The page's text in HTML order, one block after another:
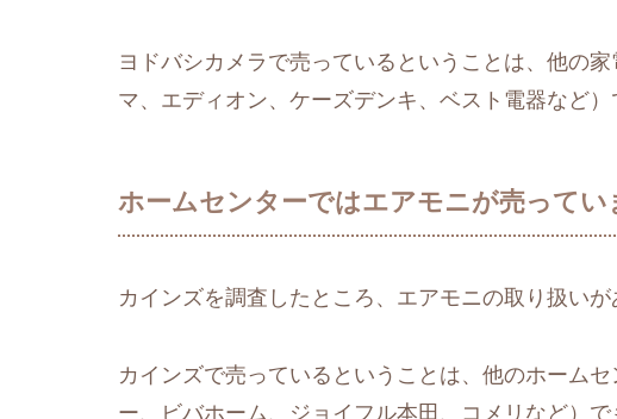
ヨドバシカメラで売っているということは、他の
マ、エディオン、ケーズデンキ、ベスト電器など）
ホームセンターではエアモニが売ってい
カインズを調査したところ、エアモニの取り扱いが
カインズで売っているということは、他のホーム
ー、ビバホーム、ジョイフル本田、コメリなど）で